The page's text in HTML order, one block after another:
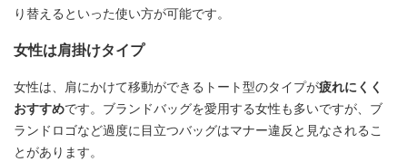
り替えるといった使い方が可能です。
女性は肩掛けタイプ
女性は、肩にかけて移動ができるトート型のタイプが疲れにくく
おすすめです。ブランドバッグを愛用する女性も多いですが、ブ
ランドロゴなど過度に目立つバッグはマナー違反と見なされるこ
とがあります。